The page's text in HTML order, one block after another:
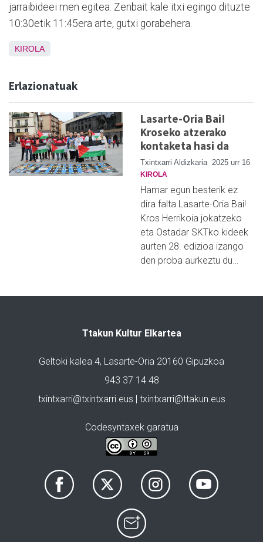
jarraibideei men egitea. Zenbait kale itxi egingo dituzte
10:30etik 11:45era arte, gutxi gorabehera.
KIROLA
Erlazionatuak
Lasarte-Oria Bai!
Kroseko atzerako
kontaketa hasi da
Txintxarri Aldizkaria 2025 urr 16
KIROLA
Hamar egun besterik ez
dira falta Lasarte-Oria Bai!
Kros Herrikoia jokatzeko
eta Ostadar SKTko kideek
aurten 28. edizioa izango
den proba aurkeztu du…
Ttakun Kultur Elkartea
Geltoki kalea 4, Lasarte-Oria 20160 Gipuzkoa
943 37 14 48
txintxarri@txintxarri.eus | txintxarri@ttakun.eus
Codesyntaxek garatua